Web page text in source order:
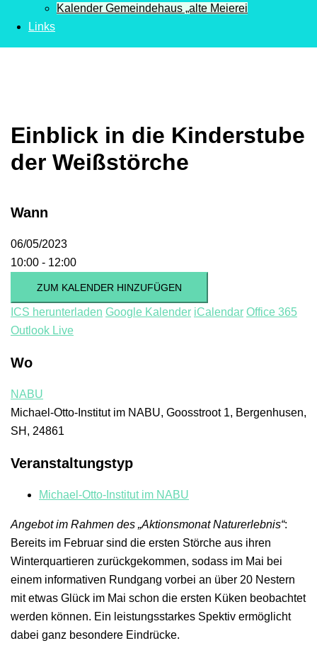
Kalender Gemeindehaus „alte Meierei
Links
Einblick in die Kinderstube
der Weißstörche
Wann
06/05/2023
10:00 - 12:00
ZUM KALENDER HINZUFÜGEN
ICS herunterladen Google Kalender iCalendar Office 365
Outlook Live
Wo
NABU
Michael-Otto-Institut im NABU, Goosstroot 1, Bergenhusen,
SH, 24861
Veranstaltungstyp
Michael-Otto-Institut im NABU
Angebot im Rahmen des „Aktionsmonat Naturerlebnis“:
Bereits im Februar sind die ersten Störche aus ihren
Winterquartieren zurückgekommen, sodass im Mai bei
einem informativen Rundgang vorbei an über 20 Nestern
mit etwas Glück im Mai schon die ersten Küken beobachtet
werden können. Ein leistungsstarkes Spektiv ermöglicht
dabei ganz besondere Eindrücke.